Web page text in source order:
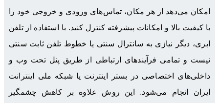
امکان می‌دهد از هر مکان، تماس‌های ورودی و خروجی خود را
با کیفیت بالا و امکانات پیشرفته کنترل کنید. با استفاده از تلفن
ابری، دیگر نیازی به سانترال سنتی یا خطوط تلفن ثابت سنتی
نیست و تمامی فرآیندهای ارتباطی از طریق پنل تحت وب و
داخلی‌های اختصاصی در بستر اینترنت یا شبکه ملی اینترانت
ایران انجام می‌شود. این روش علاوه بر کاهش چشمگیر